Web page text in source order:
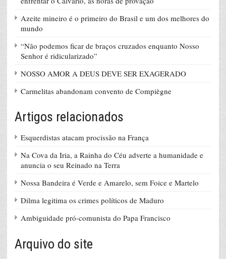
Azeite mineiro é o primeiro do Brasil e um dos melhores do
mundo
“Não podemos ficar de braços cruzados enquanto Nosso
Senhor é ridicularizado”
NOSSO AMOR A DEUS DEVE SER EXAGERADO
Carmelitas abandonam convento de Compiègne
Artigos relacionados
Esquerdistas atacam procissão na França
Na Cova da Iria, a Rainha do Céu adverte a humanidade e
anuncia o seu Reinado na Terra
Nossa Bandeira é Verde e Amarelo, sem Foice e Martelo
Dilma legitima os crimes políticos de Maduro
Ambiguidade pró-comunista do Papa Francisco
Arquivo do site